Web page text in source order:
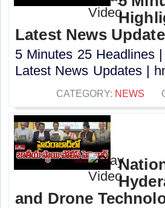
Latest News
5 Minutes 25 Headlines
Latest News Updates |
CATEGORY: NEWS
and Drone